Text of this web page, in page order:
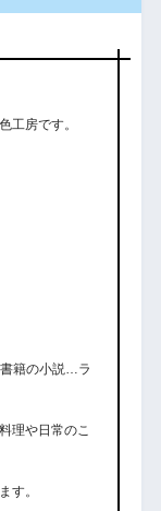
工房です。
籍の小説…ラ
理や日常のこ
す。